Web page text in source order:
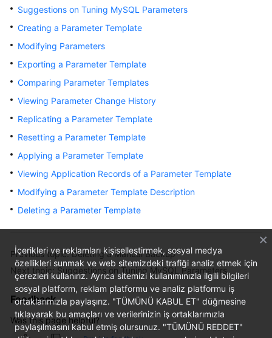
Billing
Getting
Started
User
Guide
Best
Practices
White
Paper
API
Reference
SDK
Reference
Suggestions on Tuning MySQL Parameters
Creating a Parameter Template
Modifying Parameters
Exporting a Parameter Template
Comparing Parameter Templates
Viewing Parameter Change History
Replicating a Parameter Template
Resetting a Parameter Template
Applying a Parameter Template
Viewing Application Records of a Parameter Template
Modifying a Parameter Template Description
Deleting a Parameter Template
Previous topic: Deleting a Manual Backup
Next topic: Suggestions on Tuning MySQL Parameters
Feedback
Was this page helpful?
İçerikleri ve reklamları kişiselleştirmek, sosyal medya
özellikleri sunmak ve web sitemizdeki trafiği analiz etmek için
çerezleri kullanırız. Ayrıca sitemizi kullanımınızla ilgili bilgileri
sosyal platform, reklam platformu ve analiz platformu iş
ortaklarımızla paylaşırız. "TÜMÜNÜ KABUL ET" düğmesine
tıklayarak bu amaçları ve verilerinizin iş ortaklarımızla
paylaşılmasını kabul etmiş olursunuz. "TÜMÜNÜ REDDET"